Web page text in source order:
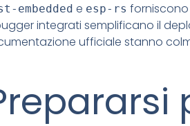
embedded e esp-rs
integrati semplificano il
ufficiale stanno